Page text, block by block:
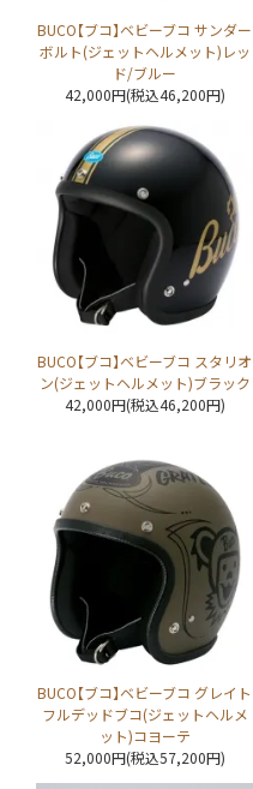
BUCO【ブコ】ベビーブコ サンダー
ボルト(ジェットヘルメット)レッ
ド/ブルー
42,000円(税込46,200円)
BUCO【ブコ】ベビーブコ スタリオ
ン(ジェットヘルメット)ブラック
42,000円(税込46,200円)
BUCO【ブコ】ベビーブコ グレイト
フルデッドブコ(ジェットヘルメ
ット)コヨーテ
52,000円(税込57,200円)